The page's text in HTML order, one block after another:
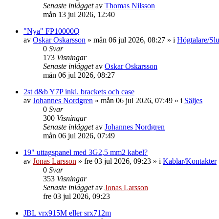
Senaste inläggetav Thomas Nilsson
mån 13 jul 2026, 12:40
"Nya" FP10000Q
av Oskar Oskarsson » mån 06 jul 2026, 08:27 » i Högtalare/
0 Svar
173 Visningar
Senaste inläggetav Oskar Oskarsson
mån 06 jul 2026, 08:27
2st d&b Y7P inkl. brackets och case
av Johannes Nordgren » mån 06 jul 2026, 07:49 » i Säljes
0 Svar
300 Visningar
Senaste inläggetav Johannes Nordgren
mån 06 jul 2026, 07:49
19" uttagspanel med 3G2,5 mm2 kabel?
av Jonas Larsson » fre 03 jul 2026, 09:23 » i Kablar/Kontakter
0 Svar
353 Visningar
Senaste inläggetav Jonas Larsson
fre 03 jul 2026, 09:23
JBL vrx915M eller srx712m